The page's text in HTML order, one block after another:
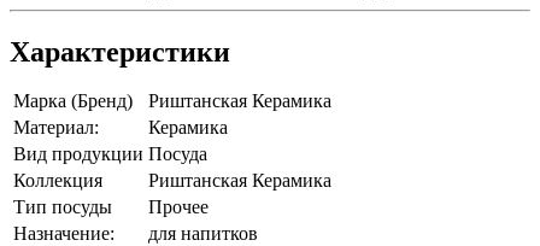
Характеристики
Марка (Бренд)
Риштанская Керамика
Материал:
Керамика
Вид продукции Посуда
Коллекция
Риштанская Керамика
Тип посуды
Прочее
Назначение:
для напитков